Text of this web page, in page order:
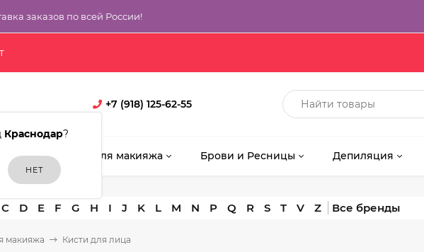
заказов по всей России!
Краснодар?
+7 (918) 125-62-55
Кисти для макияжа Брови и Ресницы Депиляция
C D E F G H I J K L M N P Q R S T V Z
макияжа Кисти для лица